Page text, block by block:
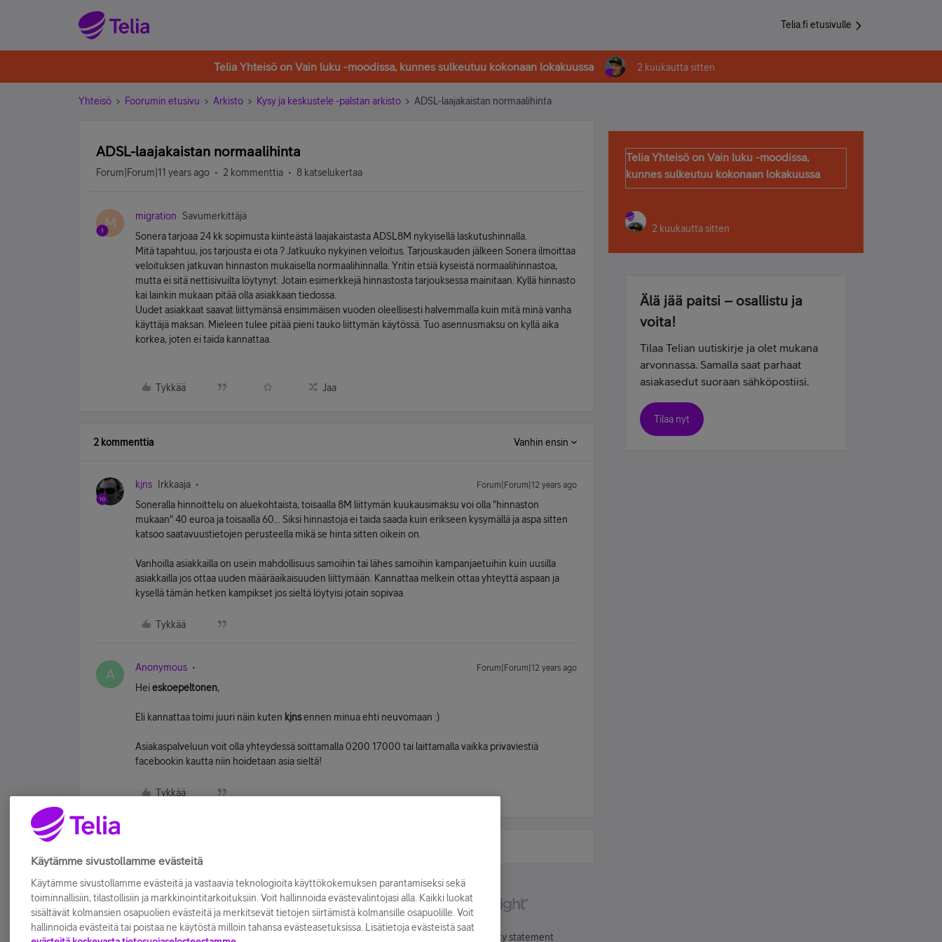
Telia.fi etusivulle
Telia Yhteisö on Vain luku -moodissa, kunnes sulkeutuu kokonaan lokakuussa 2 kuukautta sitten
Yhteisö Foorumin etusivu Arkisto Kysy ja keskustele -palstan arkisto ADSL-laajakaistan normaalihinta
ADSL-laajakaistan normaalihinta
Forum|Forum|11 years ago 2 kommenttia 8 katselukertaa
M migration
Savumerkittäjä
Sonera tarjoaa 24 kk sopimusta kiinteästä laajakaistasta ADSL8M nykyisellä laskutushinnalla.
Mitä tapahtuu, jos tarjousta ei ota ? Jatkuuko nykyinen veloitus. Tarjouskauden jälkeen Sonera ilmoittaa
veloituksen jatkuvan hinnaston mukaisella normaalihinnalla. Yritin etsiä kyseistä normaalihinnastoa,
mutta ei sitä nettisivuilta löytynyt. Jotain esimerkkejä hinnastosta tarjouksessa mainitaan. Kyllä hinnasto
kai lainkin mukaan pitää olla asiakkaan tiedossa.
Uudet asiakkaat saavat liittymänsä ensimmäisen vuoden oleellisesti halvemmalla kuin mitä minä vanha
käyttäjä maksan. Mieleen tulee pitää pieni tauko liittymän käytössä. Tuo asennusmaksu on kyllä aika
korkea, joten ei taida kannattaa.
Tykkää Jaa
2 kommenttia Vanhin ensin
kjns Irkkaaja Forum|Forum|12 years ago
Soneralla hinnoittelu on aluekohtaista, toisaalla 8M liittymän kuukausimaksu voi olla "hinnaston
mukaan" 40 euroa ja toisaalla 60... Siksi hinnastoja ei taida saada kuin erikseen kysymällä ja aspa sitten
katsoo saatavuustietojen perusteella mikä se hinta sitten oikein on.
Vanhoilla asiakkailla on usein mahdollisuus samoihin tai lähes samoihin kampanjaetuihin kuin uusilla
asiakkailla jos ottaa uuden määräaikaisuuden liittymään. Kannattaa melkein ottaa yhteyttä aspaan ja
kysellä tämän hetken kampikset jos sieltä löytyisi jotain sopivaa.
Tykkää
A Anonymous Forum|Forum|12 years ago
Heieskoepeltonen,
Eli kannattaa toimi juuri näin kuten kjnsennen minua ehti neuvomaan :)
Asiakaspalveluun voit olla yhteydessä soittamalla 0200 17000 tai laittamalla vaikka privaviestiä
facebookin kautta niin hoidetaan asia sieltä!
Tykkää
Telia Yhteisö on Vain luku -moodissa,
kunnes sulkeutuu kokonaan lokakuussa
2 kuukautta sitten
Älä jää paitsi – osallistu ja
voita!
Tilaa Telian uutiskirje ja olet mukana
arvonnassa. Samalla saat parhaat
asiakasedut suoraan sähköpostiisi.
Tilaa nyt
Accessibility statement
Käytämme sivustollamme evästeitä
Käytämme sivustollamme evästeitä ja vastaavia teknologioita käyttökokemuksen parantamiseksi sekä
toiminnallisiin, tilastollisiin ja markkinointitarkoituksiin. Voit hallinnoida evästevalintojasi alla. Kaikki luokat
sisältävät kolmansien osapuolien evästeitä ja merkitsevät tietojen siirtämistä kolmansille osapuolille. Voit
hallinnoida evästeitä tai poistaa ne käytöstä milloin tahansa evästeasetuksissa. Lisätietoja evästeistä saat